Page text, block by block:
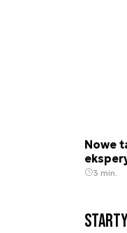
Nowe
3 min.